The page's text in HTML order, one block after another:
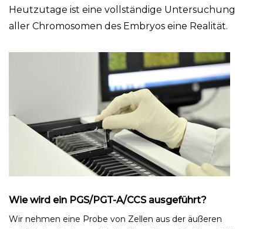
Heutzutage ist eine vollständige Untersuchung
aller Chromosomen des Embryos eine Realität.
Wie wird ein PGS/PGT-A/CCS ausgeführt?
Wir nehmen eine Probe von Zellen aus der äußeren